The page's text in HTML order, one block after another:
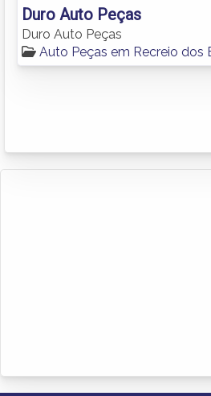
Duro Auto Peças
Duro Auto Peças
Auto Peças em Recreio dos